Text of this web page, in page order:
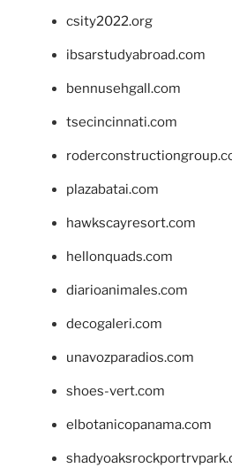
csity2022.org
ibsarstudyabroad.com
bennusehgall.com
tsecincinnati.com
plazabatai.com
hawkscayresort.com
hellonquads.com
diarioanimales.com
decogaleri.com
unavozparadios.com
shoes-vert.com
elbotanicopanama.com